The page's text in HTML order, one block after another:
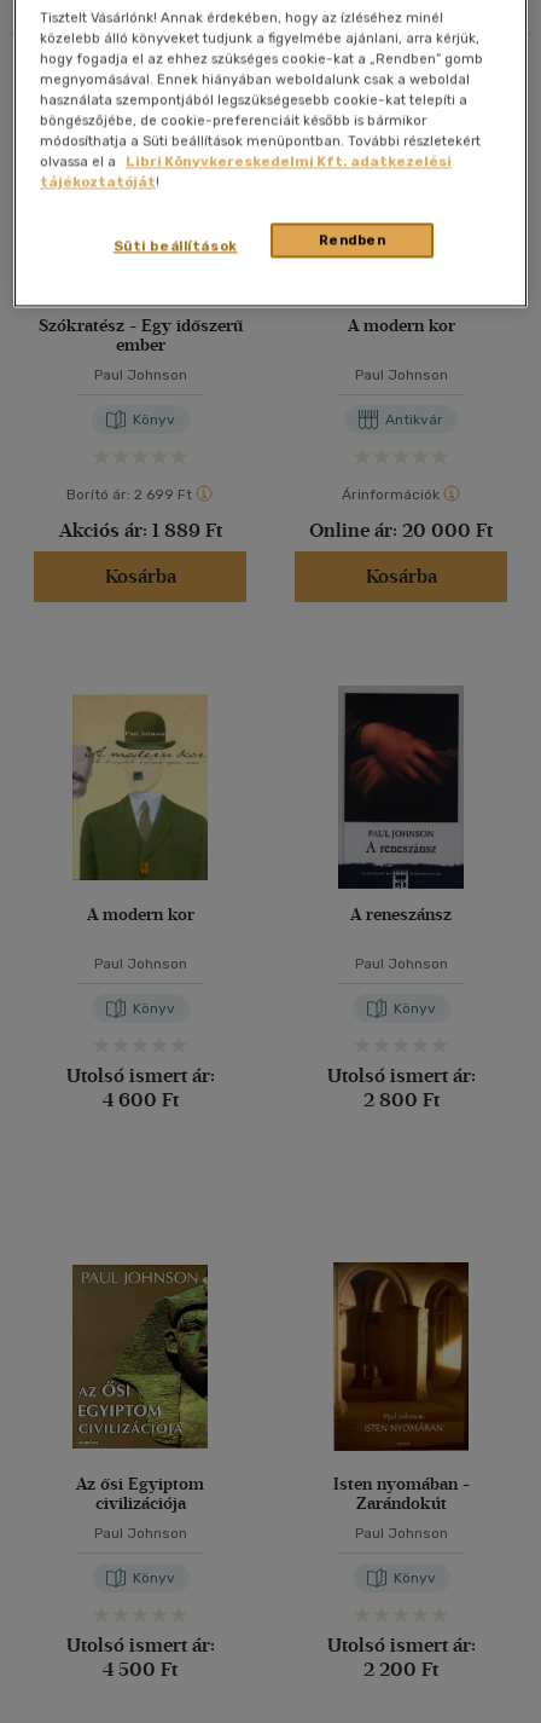
40 db / oldal
Alkalmaz
Összesen6db
Szókratész - Egy időszerű
ember
Paul Johnson
Könyv
Borító ár: 2 699 Ft
Akciós ár: 1 889 Ft
Kosárba
A modern kor
Paul Johnson
Antikvár
Árinformációk
Online ár: 20 000 Ft
Kosárba
A modern kor
Paul Johnson
Könyv
Utolsó ismert ár:
4 600 Ft
A reneszánsz
Paul Johnson
Könyv
Utolsó ismert ár:
2 800 Ft
Az ősi Egyiptom
civilizációja
Paul Johnson
Könyv
Utolsó ismert ár:
4 500 Ft
Isten nyomában -
Zarándokút
Paul Johnson
Könyv
Utolsó ismert ár:
2 200 Ft
Tisztelt Vásárlónk! Annak érdekében, hogy az ízléséhez minél
közelebb álló könyveket tudjunk a figyelmébe ajánlani, arra kérjük,
hogy fogadja el az ehhez szükséges cookie-kat a „Rendben” gomb
megnyomásával. Ennek hiányában weboldalunk csak a weboldal
használata szempontjából legszükségesebb cookie-kat telepíti a
böngészőjébe, de cookie-preferenciáit később is bármikor
módosíthatja a Süti beállítások menüpontban. További részletekért
olvassa el a
Libri Könyvkereskedelmi Kft. adatkezelési
tájékoztatóját!
Rendben
Süti beállítások